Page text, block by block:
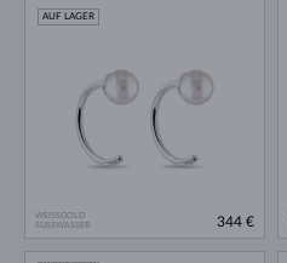
WEISSGOLD
SÜSSWASSER
AUF LAGER
344 €